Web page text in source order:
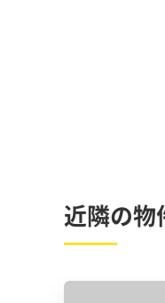
近隣の物